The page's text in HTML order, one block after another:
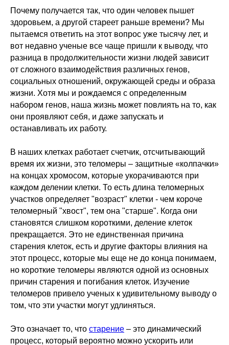
Почему получается так, что один человек пышет
здоровьем, а другой стареет раньше времени? Мы
пытаемся ответить на этот вопрос уже тысячу лет, и
вот недавно ученые все чаще пришли к выводу, что
разница в продолжительности жизни людей зависит
от сложного взаимодействия различных генов,
социальных отношений, окружающей среды и образа
жизни. Хотя мы и рождаемся с определенным
набором генов, наша жизнь может повлиять на то, как
они проявляют себя, и даже запускать и
останавливать их работу.
В наших клетках работает счетчик, отсчитывающий
время их жизни, это теломеры – защитные «колпачки»
на концах хромосом, которые укорачиваются при
каждом делении клетки. То есть длина теломерных
участков определяет "возраст" клетки - чем короче
теломерный "хвост", тем она "старше". Когда они
становятся слишком короткими, деление клеток
прекращается. Это не единственная причина
старения клеток, есть и другие факторы влияния на
этот процесс, которые мы еще не до конца понимаем,
но короткие теломеры являются одной из основных
причин старения и погибания клеток. Изучение
теломеров привело ученых к удивительному выводу о
том, что эти участки могут удлиняться.
Это означает то, что старение – это динамический
процесс, который вероятно можно ускорить или